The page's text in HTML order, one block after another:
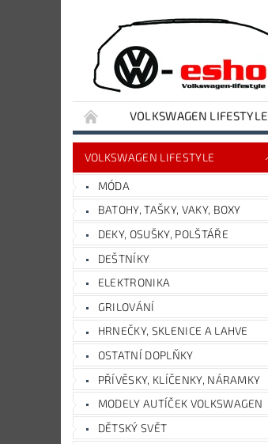
VOLKSWAGEN LIFESTYLE
VYBAVENÍ DÍLNY A GARÁŽE
VOLKSWAGEN LIFESTYLE
MÓDA
BATOHY, TAŠKY, VAKY, BOXY
DEKY, OSUŠKY, POLŠTÁŘE
DEŠTNÍKY
ELEKTRONIKA
GRILOVÁNÍ
HRNEČKY, SKLENICE A LAHVE
OSTATNÍ DOPLŇKY
PŘÍVĚSKY, KLÍČENKY, NÁRAMKY
MODELY AUTÍČEK VOLKSWAGEN
DĚTSKÝ SVĚT